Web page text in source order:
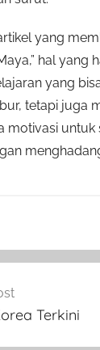
yang
hal yang
yang
tetapi juga
motivasi untuk
Terkini